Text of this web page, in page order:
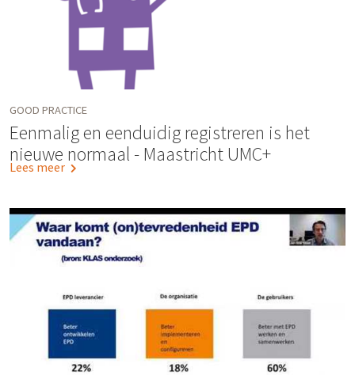
GOOD PRACTICE
Eenmalig en eenduidig registreren is het
nieuwe normaal - Maastricht UMC+
Lees meer